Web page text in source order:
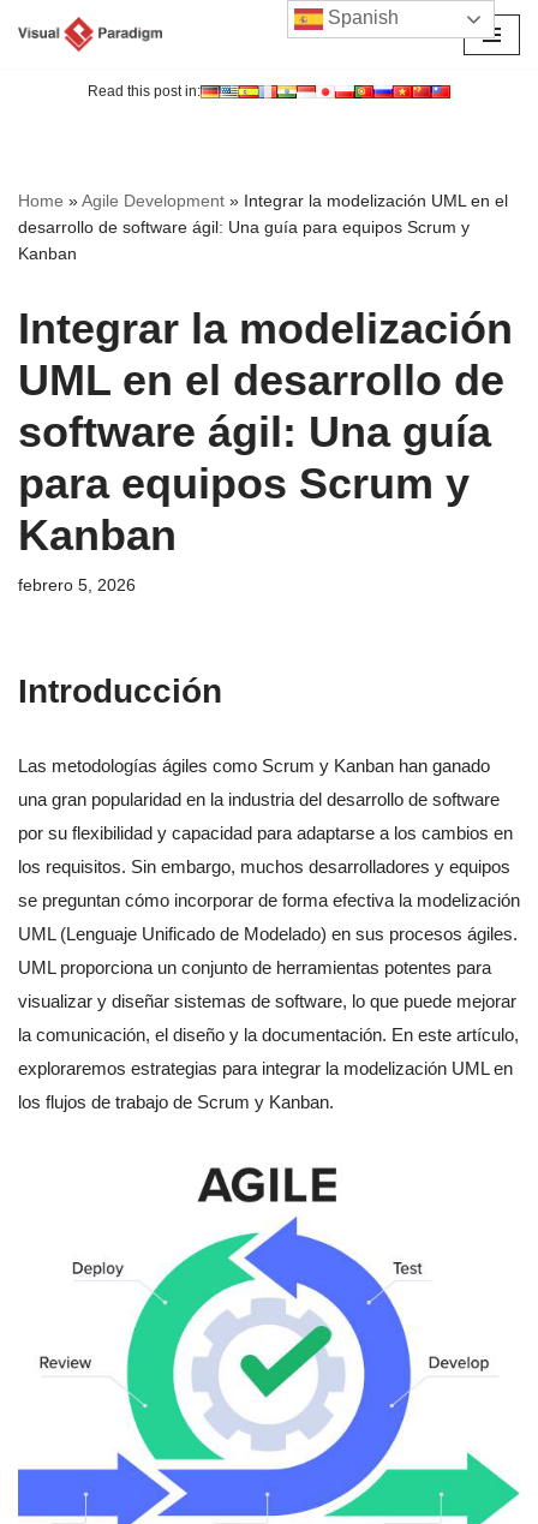
Read this post in:
Home »Agile Development » Integrar la modelización UML en el
desarrollo de software ágil: Una guía para equipos Scrum y
Kanban
Integrar la modelización
UML en el desarrollo de
software ágil: Una guía
para equipos Scrum y
Kanban
febrero 5, 2026
Introducción
Las metodologías ágiles como Scrum y Kanban han ganado
una gran popularidad en la industria del desarrollo de software
por su flexibilidad y capacidad para adaptarse a los cambios en
los requisitos. Sin embargo, muchos desarrolladores y equipos
se preguntan cómo incorporar de forma efectiva la modelización
UML (Lenguaje Unificado de Modelado) en sus procesos ágiles.
UML proporciona un conjunto de herramientas potentes para
visualizar y diseñar sistemas de software, lo que puede mejorar
la comunicación, el diseño y la documentación. En este artículo,
exploraremos estrategias para integrar la modelización UML en
los flujos de trabajo de Scrum y Kanban.
Spanish